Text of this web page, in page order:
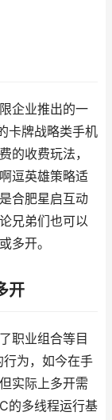
企业推出的一
卡牌战略类手机
的收费玩法，
逗英雄策略适
合肥星启互动
兄弟们也可以
多开。
开
职业组合等目
为，如今在手
实际上多开需
的多线程运行基